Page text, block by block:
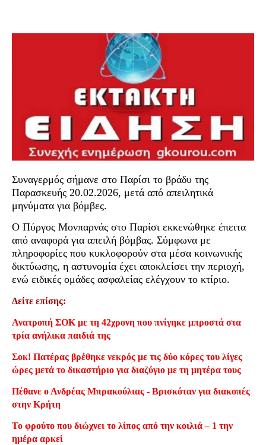
Συναγερμός σήμανε στο Παρίσι το βράδυ της
Παρασκευής 20.02.2026, μετά από απειλητικά
μηνύματα για βόμβες.
Ο Πύργος Μονπαρνάς στο Παρίσι εκκενώθηκε έπειτα
από αναφορά για απειλή βόμβας. Σύμφωνα με
πληροφορίες που κυκλοφορούν στα μέσα κοινωνικής
δικτύωσης, η αστυνομία έχει αποκλείσει την περιοχή,
ενώ ειδικές ομάδες ασφαλείας ελέγχουν το κτίριο.
Δείτε επίσης:
Ανατροπή ΣΟΚ με τη 42χρονη που πνίγηκε μπροστά στα
τρία ανήλικα παιδιά της
Σοκ! Πατέρας βρέθηκε νεκρός με τις δύο κόρες του λίγες
ώρες μετά το δικαστήριο για διαζύγιο με τη μητέρα τους
Πέθανε ο Ανδρέας Μπρακούλιας - Βρισκόταν για διακοπές
στην Κρήτη
Το φρούτο που διώχνει το λίπος από την κοιλιά – 1 την
ημέρα αρκεί